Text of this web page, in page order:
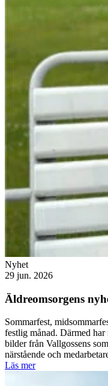
Nyhet
29 jun. 2026
Äldreomsorgens
Sommarfest,
festlig månad. Därmed
bilder från Vallgossens
närstående och
Läs mer